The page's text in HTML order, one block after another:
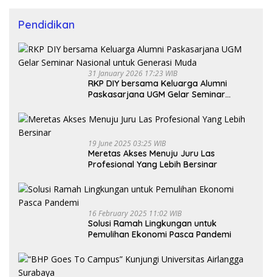
Pendidikan
31 January 2026 17:23 WIB
RKP DIY bersama Keluarga Alumni
Paskasarjana UGM Gelar Seminar
19 June 2025 03:25 WIB
Meretas Akses Menuju Juru Las
Profesional Yang Lebih Bersinar
16 February 2025 11:02 WIB
Solusi Ramah Lingkungan untuk
Pemulihan Ekonomi Pasca Pandemi